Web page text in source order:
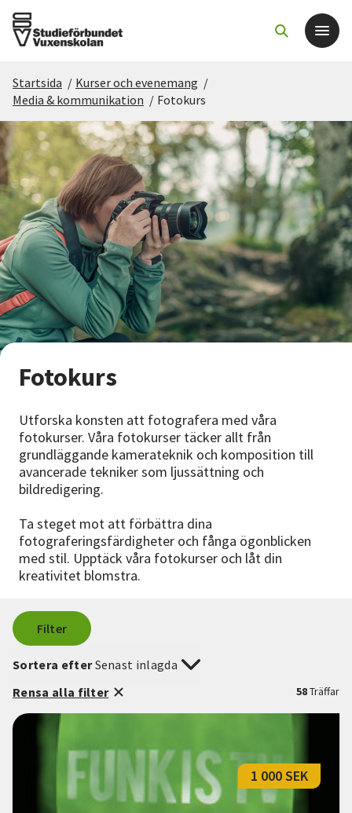
Det här gör vi
För dig som
Sök kurser och evenemang
Om SV
Starta studiecirkel
Cirkelledare
Lyssna
Startsida / Kurser och evenemang /
Media & kommunikation / Fotokurs
Fotokurs
Utforska konsten att fotografera med våra
fotokurser. Våra fotokurser täcker allt från
grundläggande kamerateknik och komposition till
avancerade tekniker som ljussättning och
bildredigering.
Ta steget mot att förbättra dina
fotograferingsfärdigheter och fånga ögonblicken
med stil. Upptäck våra fotokurser och låt din
kreativitet blomstra.
Filter
58Träffar
Sortera efterSenast inlagda
Rensa alla filter
1 000 SEK